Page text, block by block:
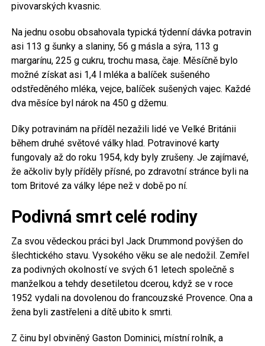
pivovarských kvasnic.
Na jednu osobu obsahovala typická týdenní dávka potravin
asi 113 g šunky a slaniny, 56 g másla a sýra, 113 g
margarínu, 225 g cukru, trochu masa, čaje. Měsíčně bylo
možné získat asi 1,4 l mléka a balíček sušeného
odstředěného mléka, vejce, balíček sušených vajec. Každé
dva měsíce byl nárok na 450 g džemu.
Díky potravinám na příděl nezažili lidé ve Velké Británii
během druhé světové války hlad. Potravinové karty
fungovaly až do roku 1954, kdy byly zrušeny. Je zajímavé,
že ačkoliv byly příděly přísné, po zdravotní stránce byli na
tom Britové za války lépe než v době po ní.
Podivná smrt celé rodiny
Za svou vědeckou práci byl Jack Drummond povýšen do
šlechtického stavu. Vysokého věku se ale nedožil. Zemřel
za podivných okolností ve svých 61 letech společně s
manželkou a tehdy desetiletou dcerou, když se v roce
1952 vydali na dovolenou do francouzské Provence. Ona a
žena byli zastřeleni a dítě ubito k smrti.
Z činu byl obviněný Gaston Dominici, místní rolník, a